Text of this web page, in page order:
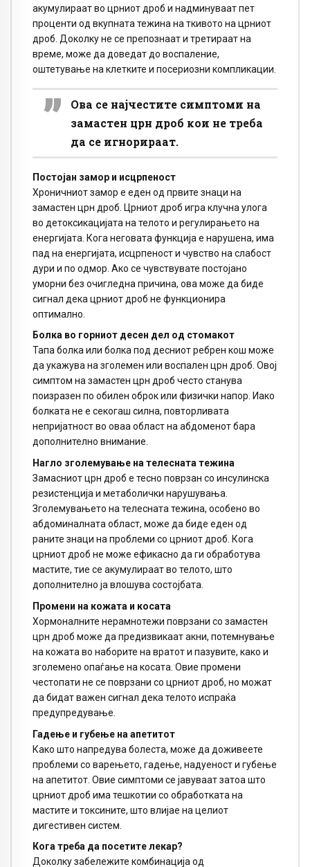
акумулираат во црниот дроб и надминуваат пет
проценти од вкупната тежина на ткивото на црниот
дроб. Доколку не се препознаат и третираат на
време, може да доведат до воспаление,
оштетување на клетките и посериозни компликации.
Ова се најчестите симптоми на
замастен црн дроб кои не треба
да се игнорираат.
Постојан замор и исцрпеност
Хроничниот замор е еден од првите знаци на
замастен црн дроб. Црниот дроб игра клучна улога
во детоксикацијата на телото и регулирањето на
енергијата. Кога неговата функција е нарушена, има
пад на енергијата, исцрпеност и чувство на слабост
дури и по одмор. Ако се чувствувате постојано
уморни без очигледна причина, ова може да биде
сигнал дека црниот дроб не функционира
оптимално.
Болка во горниот десен дел од стомакот
Тапа болка или болка под десниот ребрен кош може
да укажува на зголемен или воспален црн дроб. Овој
симптом на замастен црн дроб често станува
поизразен по обилен оброк или физички напор. Иако
болката не е секогаш силна, повторливата
непријатност во оваа област на абдоменот бара
дополнително внимание.
Нагло зголемување на телесната тежина
Замасниот црн дроб е тесно поврзан со инсулинска
резистенција и метаболички нарушувања.
Зголемувањето на телесната тежина, особено во
абдоминалната област, може да биде еден од
раните знаци на проблеми со црниот дроб. Кога
црниот дроб не може ефикасно да ги обработува
мастите, тие се акумулираат во телото, што
дополнително ја влошува состојбата.
Промени на кожата и косата
Хормоналните нерамнотежи поврзани со замастен
црн дроб може да предизвикаат акни, потемнување
на кожата во наборите на вратот и пазувите, како и
зголемено опаѓање на косата. Овие промени
честопати не се поврзани со црниот дроб, но можат
да бидат важен сигнал дека телото испраќа
предупредување.
Гадење и губење на апетитот
Како што напредува болеста, може да доживеете
проблеми со варењето, гадење, надуеност и губење
на апетитот. Овие симптоми се јавуваат затоа што
црниот дроб има тешкотии со обработката на
мастите и токсините, што влијае на целиот
дигестивен систем.
Кога треба да посетите лекар?
Доколку забележите комбинација од